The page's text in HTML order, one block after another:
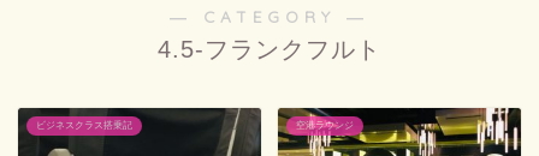
― CATEGORY ―
4.5-フランクフルト
ビジネスクラス搭乗記 空港ラウンジ